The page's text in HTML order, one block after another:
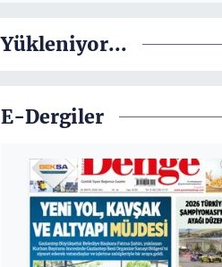
Yükleniyor...
E-Dergiler